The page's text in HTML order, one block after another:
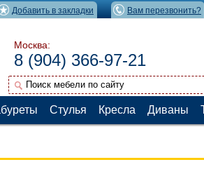
Добавить в закладки
Вам перезвонить?
Москва:
8 (904) 366-97-21
Стулья Кресла Диваны